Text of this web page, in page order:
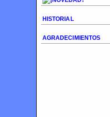
HISTORIAL
AGRADECIMIENTOS